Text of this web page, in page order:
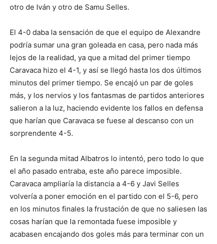
otro de Iván y otro de Samu Selles.
El 4-0 daba la sensación de que el equipo de Alexandre
podría sumar una gran goleada en casa, pero nada más
lejos de la realidad, ya que a mitad del primer tiempo
Caravaca hizo el 4-1, y así se llegó hasta los dos últimos
minutos del primer tiempo. Se encajó un par de goles
más, y los nervios y los fantasmas de partidos anteriores
salieron a la luz, haciendo evidente los fallos en defensa
que harían que Caravaca se fuese al descanso con un
sorprendente 4-5.
En la segunda mitad Albatros lo intentó, pero todo lo que
el año pasado entraba, este año parece imposible.
Caravaca ampliaría la distancia a 4-6 y Javi Selles
volvería a poner emoción en el partido con el 5-6, pero
en los minutos finales la frustación de que no saliesen las
cosas harían que la remontada fuese imposible y
acabasen encajando dos goles más para terminar con un